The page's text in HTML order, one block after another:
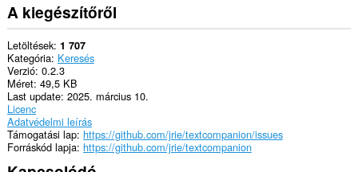
A kiegészítőről
Letöltések 1 707
Kategória Keresés
Verzió 0.2.3
Méret 49,5 KB
Last update 2025. március 10.
Licenc
Adatvédelmi leírás
Támogatási lap https://github.com/jrie/textcompanion/issues
Forráskód lapja https://github.com/jrie/textcompanion